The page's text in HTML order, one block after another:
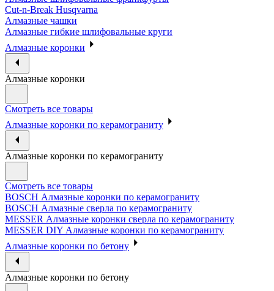
Cut-n-Break Husqvarna
Алмазные чашки
Алмазные гибкие шлифовальные круги
Алмазные коронки
Алмазные коронки
Смотреть все товары
Алмазные коронки по керамограниту
Алмазные коронки по керамограниту
Смотреть все товары
BOSCH Алмазные коронки по керамограниту
BOSCH Алмазные сверла по керамограниту
MESSER Алмазные коронки сверла по керамограниту
MESSER DIY Алмазные коронки по керамограниту
Алмазные коронки по бетону
Алмазные коронки по бетону